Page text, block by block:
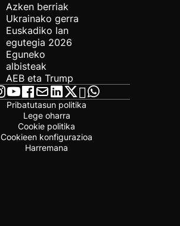
Azken berriak
Ukrainako gerra
Euskadiko lan
egutegia 2026
Eguneko
albisteak
AEB eta Trump
Pribatutasun politika
Lege oharra
Cookie politika
Cookieen konfigurazioa
Harremana